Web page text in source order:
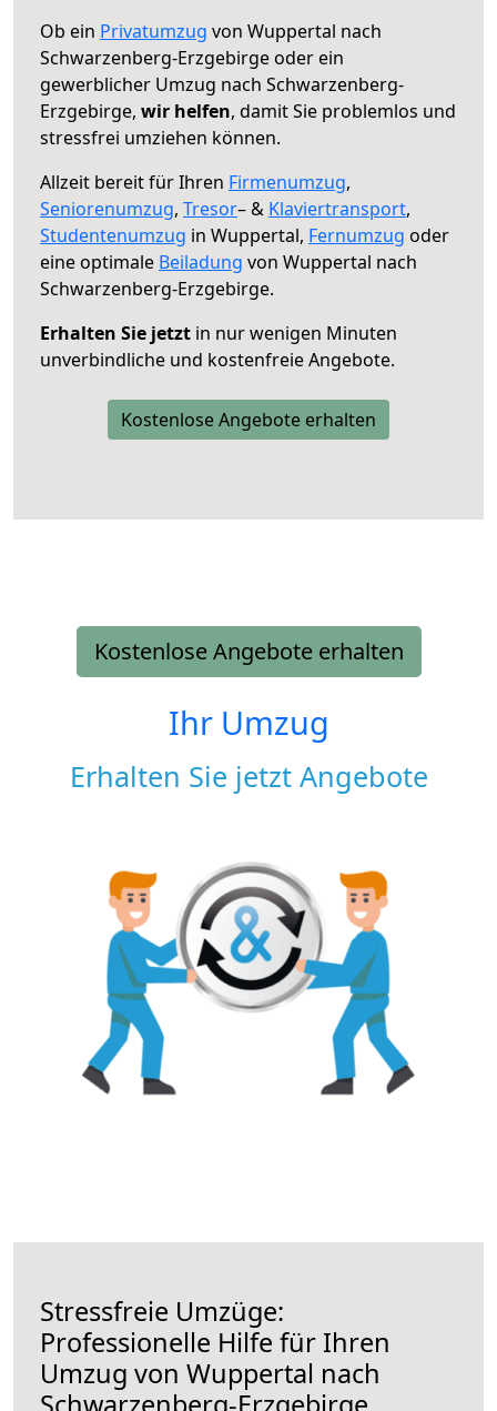
Ob ein Privatumzug von Wuppertal nach
Schwarzenberg-Erzgebirge oder ein
gewerblicher Umzug nach Schwarzenberg-
Erzgebirge, wir helfen, damit Sie problemlos und
stressfrei umziehen können.
Allzeit bereit für Ihren Firmenumzug,
Seniorenumzug, Tresor– & Klaviertransport,
Studentenumzug in Wuppertal, Fernumzug oder
eine optimale Beiladung von Wuppertal nach
Schwarzenberg-Erzgebirge.
Erhalten Sie jetzt in nur wenigen Minuten
unverbindliche und kostenfreie Angebote.
Kostenlose Angebote erhalten
Kostenlose Angebote erhalten
Ihr Umzug
Erhalten Sie jetzt Angebote
Stressfreie Umzüge:
Professionelle Hilfe für Ihren
Umzug von Wuppertal nach